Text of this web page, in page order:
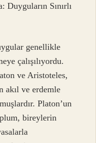
Duyguların Sınırlı
genellikle
çalışılıyordu.
ve Aristoteles,
akıl ve erdemle
Platon’un
bireylerin